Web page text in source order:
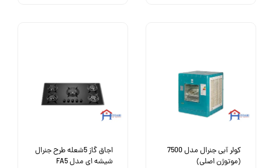
کولر آبی جنرال مدل 7500
(موتوژن اصلی)
اجاق گاز 5شعله طرح جنرال
شیشه ای مدل FA5